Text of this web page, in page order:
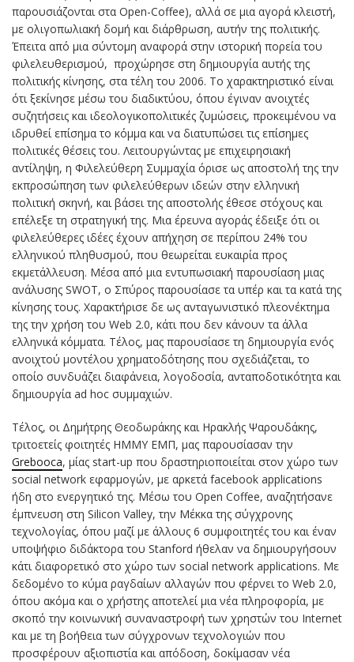
παρουσιάζονται στα Open-Coffee), αλλά σε μια αγορά κλειστή,
με ολιγοπωλιακή δομή και διάρθρωση, αυτήν της πολιτικής.
Έπειτα από μια σύντομη αναφορά στην ιστορική πορεία του
φιλελευθερισμού, προχώρησε στη δημιουργία αυτής της
πολιτικής κίνησης, στα τέλη του 2006. Το χαρακτηριστικό είναι
ότι ξεκίνησε μέσω του διαδικτύου, όπου έγιναν ανοιχτές
συζητήσεις και ιδεολογικοπολιτικές ζυμώσεις, προκειμένου να
ιδρυθεί επίσημα το κόμμα και να διατυπώσει τις επίσημες
πολιτικές θέσεις του. Λειτουργώντας με επιχειρησιακή
αντίληψη, η Φιλελεύθερη Συμμαχία όρισε ως αποστολή της την
εκπροσώπηση των φιλελεύθερων ιδεών στην ελληνική
πολιτική σκηνή, και βάσει της αποστολής έθεσε στόχους και
επέλεξε τη στρατηγική της. Μια έρευνα αγοράς έδειξε ότι οι
φιλελεύθερες ιδέες έχουν απήχηση σε περίπου 24% του
ελληνικού πληθυσμού, που θεωρείται ευκαιρία προς
εκμετάλλευση. Μέσα από μια εντυπωσιακή παρουσίαση μιας
ανάλυσης SWOT, o Σπύρος παρουσίασε τα υπέρ και τα κατά της
κίνησης τους. Χαρακτήρισε δε ως ανταγωνιστικό πλεονέκτημα
της την χρήση του Web 2.0, κάτι που δεν κάνουν τα άλλα
ελληνικά κόμματα. Τέλος, μας παρουσίασε τη δημιουργία ενός
ανοιχτού μοντέλου χρηματοδότησης που σχεδιάζεται, το
οποίο συνδυάζει διαφάνεια, λογοδοσία, ανταποδοτικότητα και
δημιουργία ad hoc συμμαχιών.
Τέλος, οι Δημήτρης Θεοδωράκης και Ηρακλής Ψαρουδάκης,
τριτοετείς φοιτητές ΗΜΜΥ ΕΜΠ, μας παρουσίασαν την
Grebooca, μίας start-up που δραστηριοποιείται στον χώρο των
social network εφαρμογών, με αρκετά facebook applications
ήδη στο ενεργητικό της. Μέσω του Open Coffee, αναζητήσανε
έμπνευση στη Silicon Valley, την Μέκκα της σύγχρονης
τεχνολογίας, όπου μαζί με άλλους 6 συμφοιτητές του και έναν
υποψήφιο διδάκτορα του Stanford ήθελαν να δημιουργήσουν
κάτι διαφορετικό στο χώρο των social network applications. Με
δεδομένο το κύμα ραγδαίων αλλαγών που φέρνει το Web 2.0,
όπου ακόμα και ο χρήστης αποτελεί μια νέα πληροφορία, με
σκοπό την κοινωνική συναναστροφή των χρηστών του Internet
και με τη βοήθεια των σύγχρονων τεχνολογιών που
προσφέρουν αξιοπιστία και απόδοση, δοκίμασαν νέα